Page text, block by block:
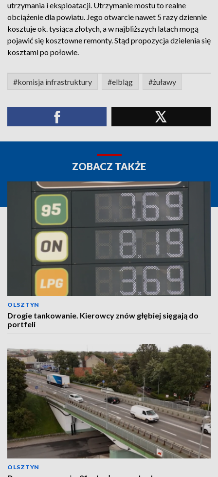
utrzymania i eksploatacji. Utrzymanie mostu to realne
obciążenie dla powiatu. Jego otwarcie nawet 5 razy dziennie
kosztuje ok. tysiąca złotych, a w najbliższych latach mogą
pojawić się kosztowne remonty. Stąd propozycja dzielenia się
kosztami po połowie.
#komisja infrastruktury #elbląg #żuławy
ZOBACZ TAKŻE
OLSZTYN
Drogie tankowanie. Kierowcy znów głębiej sięgają do
portfeli
OLSZTYN